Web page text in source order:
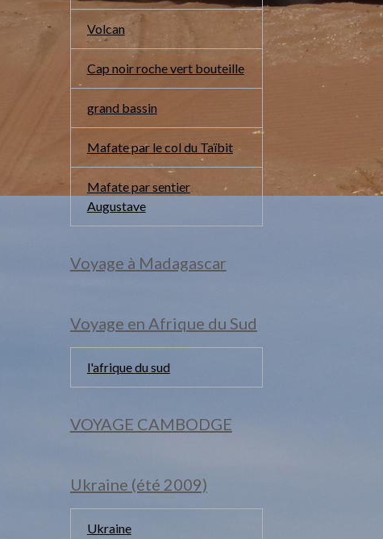
Volcan
Cap noir roche vert bouteille
grand bassin
Mafate par le col du Taïbit
Mafate par sentier
Augustave
Voyage à Madagascar
Voyage en Afrique du Sud
l'afrique du sud
VOYAGE CAMBODGE
Ukraine (été 2009)
Ukraine